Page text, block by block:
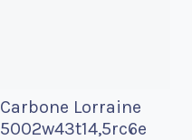
Carbone Lorraine
5002w43t14,5rc6e